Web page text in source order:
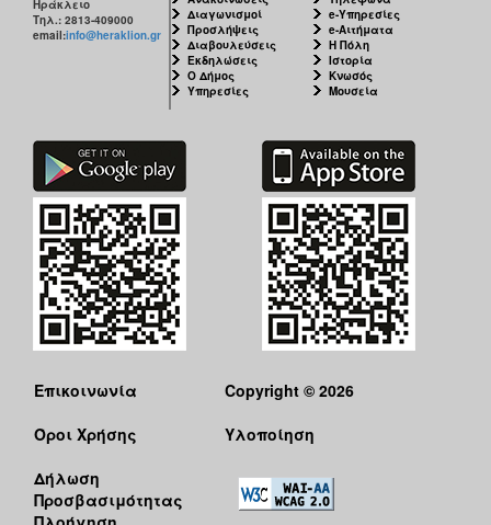
Διάφορες
Άλλες
Εκδηλώσεις
ΤΟΠΟΣ
ΔΗΜΟΣ
ΠΟΛΙΤΙΣΜΟΣ
ΑΝΘΕΚΤΙΚΗ
ΠΟΛΗ
Ηράκλειο
Τηλ.: 2813-409000
email:info@heraklion.gr
Διαγωνισμοί
Προσλήψεις
Διαβουλεύσεις
Εκδηλώσεις
Ο Δήμος
Υπηρεσίες
e-Υπηρεσίες
e-Αιτήματα
Η Πόλη
Ιστορία
Κνωσός
Μουσεία
Επικοινωνία
Όροι Χρήσης
Δήλωση
Προσβασιμότητας
Copyright © 2026
Υλοποίηση